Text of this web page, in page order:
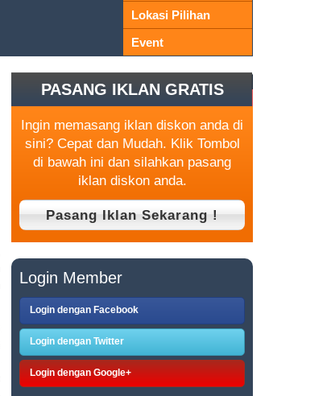
Lokasi Pilihan
Event
PASANG IKLAN GRATIS
Ingin memasang iklan diskon anda di
sini? Cepat dan Mudah. Klik Tombol
di bawah ini dan silahkan pasang
iklan diskon anda.
Login Member
Login dengan Facebook
Login dengan Twitter
Login dengan Google+